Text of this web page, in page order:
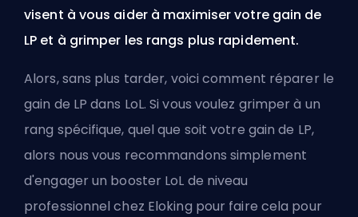
visent à vous aider à maximiser votre gain de
LP et à grimper les rangs plus rapidement.
Alors, sans plus tarder, voici comment réparer le
gain de LP dans LoL. Si vous voulez grimper à un
rang spécifique, quel que soit votre gain de LP,
alors nous vous recommandons simplement
d'engager un booster LoL de niveau
professionnel chez Eloking pour faire cela pour